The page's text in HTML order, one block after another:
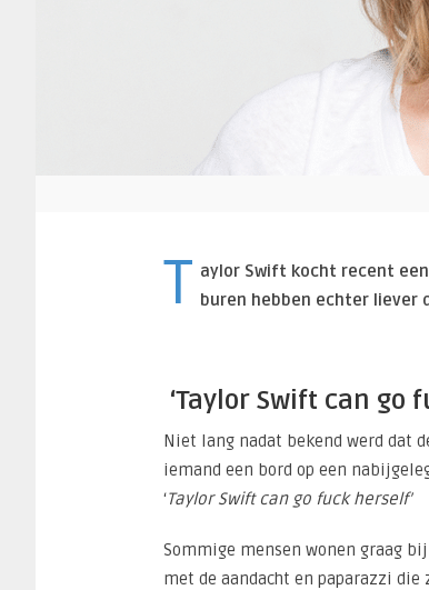
T aylor Swift kocht recent
buren hebben echter liever
‘Taylor Swift can go
Niet lang nadat bekend werd dat
iemand een bord op een
‘Taylor Swift can go fuck herself’
Sommige mensen wonen graag
met de aandacht en paparazzi